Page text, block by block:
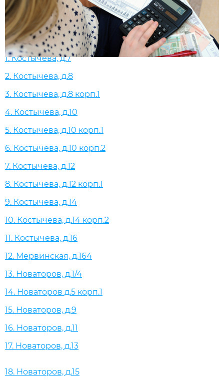
1. Костычева, д.7
2. Костычева, д.8
3. Костычева, д.8 корп.1
4. Костычева, д.10
5. Костычева, д.10 корп.1
6. Костычева, д.10 корп.2
7. Костычева, д.12
8. Костычева, д.12 корп.1
9. Костычева, д.14
10. Костычева, д.14 корп.2
11. Костычева, д.16
12. Мервинская, д.164
13. Новаторов, д.1/4
14. Новаторов д.5 корп.1
15. Новаторов, д.9
16. Новаторов, д.11
17. Новаторов, д.13
18. Новаторов, д.15